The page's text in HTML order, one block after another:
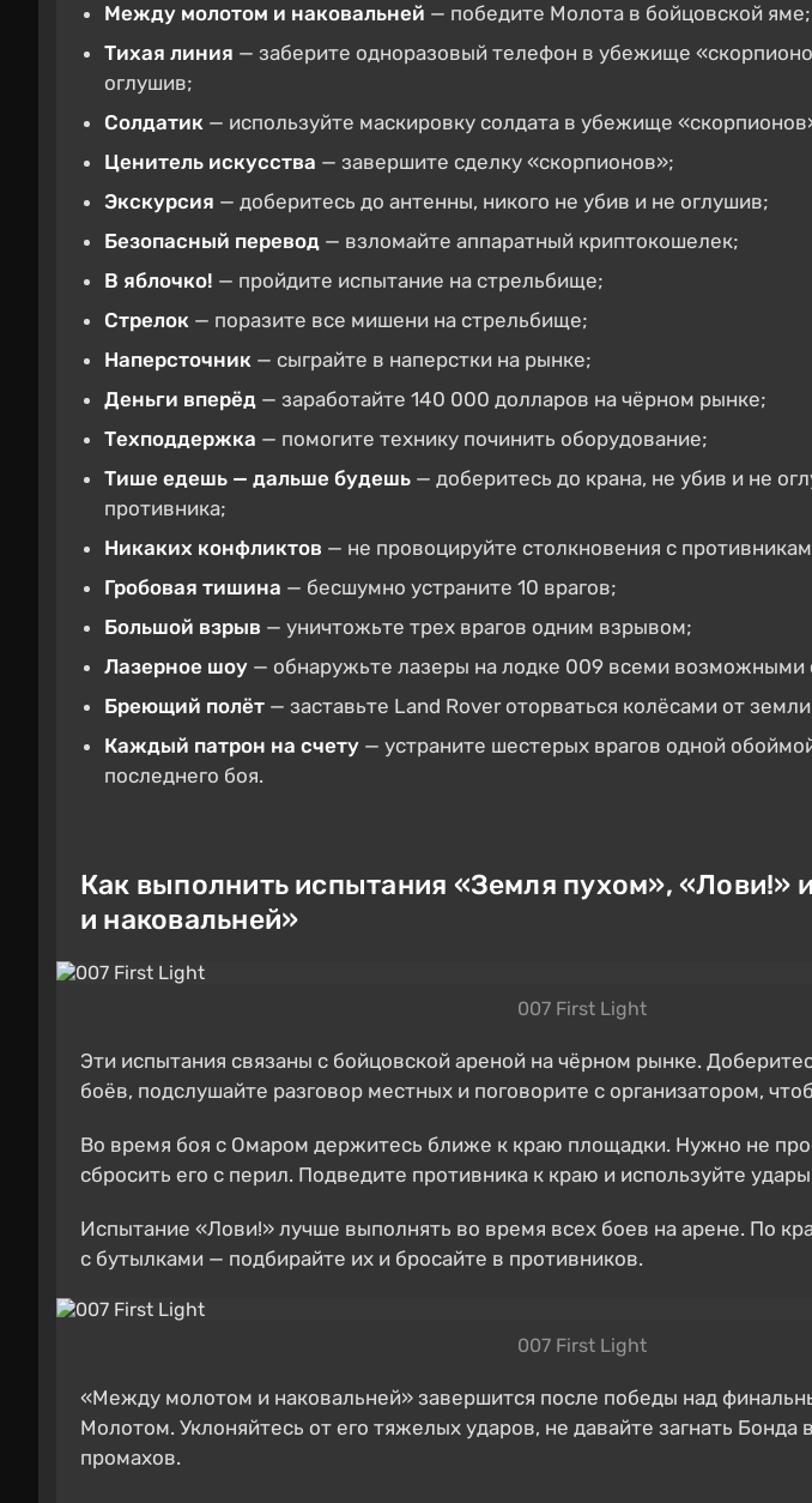
Между молотом и наковальней — победите Молота в бойцовской яме;
Тихая линия — заберите одноразовый телефон в убежище
оглушив;
Солдатик — используйте маскировку солдата в убежище
Ценитель искусства — завершите сделку «скорпионов»;
Экскурсия — доберитесь до антенны, никого не убив и не оглушив;
Безопасный перевод — взломайте аппаратный криптокошелек;
В яблочко! — пройдите испытание на стрельбище;
Стрелок — поразите все мишени на стрельбище;
Наперсточник — сыграйте в наперстки на рынке;
Деньги вперёд — заработайте 140 000 долларов на чёрном рынке;
Техподдержка — помогите технику починить оборудование;
Тише едешь — дальше будешь — доберитесь до крана, не убив и не
противника;
Никаких конфликтов — не провоцируйте столкновения с
Гробовая тишина — бесшумно устраните 10 врагов;
Большой взрыв — уничтожьте трех врагов одним взрывом;
Лазерное шоу — обнаружьте лазеры на лодке 009 всеми возможными
Бреющий полёт — заставьте Land Rover оторваться колёсами от
Каждый патрон на счету — устраните шестерых врагов одной
последнего боя.
Как выполнить испытания «Земля пухом», «Лови!»
и наковальней»
007 First Light
Эти испытания связаны с бойцовской ареной на чёрном рынке.
боёв, подслушайте разговор местных и поговорите с организатором,
Во время боя с Омаром держитесь ближе к краю площадки. Нужно не
сбросить его с перил. Подведите противника к краю и используйте
Испытание «Лови!» лучше выполнять во время всех боев на арене. По
с бутылками — подбирайте их и бросайте в противников.
007 First Light
«Между молотом и наковальней» завершится после победы над
Молотом. Уклоняйтесь от его тяжелых ударов, не давайте загнать Бонда
промахов.